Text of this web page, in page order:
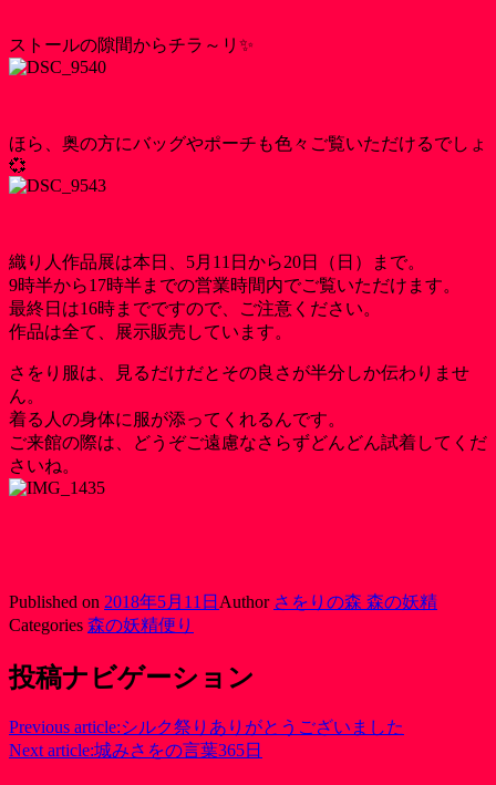
ストールの隙間からチラ～リ✨
ほら、奥の方にバッグやポーチも色々ご覧いただけるでしょ
💞
織り人作品展は本日、5月11日から20日（日）まで。
9時半から17時半までの営業時間内でご覧いただけます。
最終日は16時までですので、ご注意ください。
作品は全て、展示販売しています。
さをり服は、見るだけだとその良さが半分しか伝わりませ
ん。
着る人の身体に服が添ってくれるんです。
ご来館の際は、どうぞご遠慮なさらずどんどん試着してくだ
さいね。
Published on 2018年5月11日 Author さをりの森 森の妖精
Categories 森の妖精便り
投稿ナビゲーション
Previous article:シルク祭りありがとうございました
Next article:城みさをの言葉365日